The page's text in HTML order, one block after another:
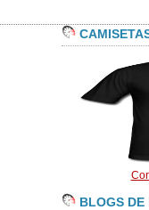
BLOGS DE